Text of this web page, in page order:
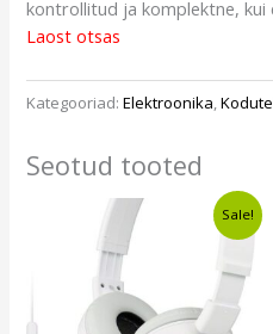
kontrollitud ja komplektne,
Laost otsas
Kategooriad:Elektroonika,
Seotud tooted
Sale!
Algne
Current
price
€10,49.